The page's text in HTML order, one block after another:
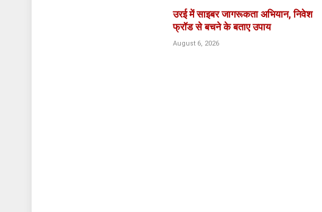
उरई में साइबर जागरूकता अभियान, निवेश
फ्रॉड से बचने के बताए उपाय
August 6, 2026